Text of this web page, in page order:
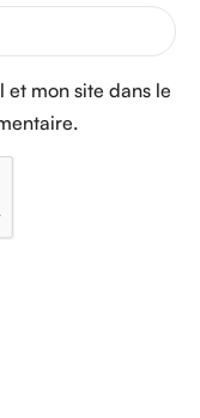
mon site dans le